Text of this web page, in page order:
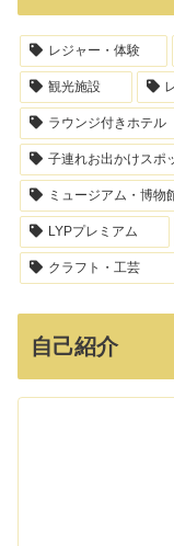
レジャー・体験
観光施設
ラウンジ付きホテル
子連れお出かけスポ
ミュージアム・博物
LYPプレミアム
クラフト・工芸
自己紹介